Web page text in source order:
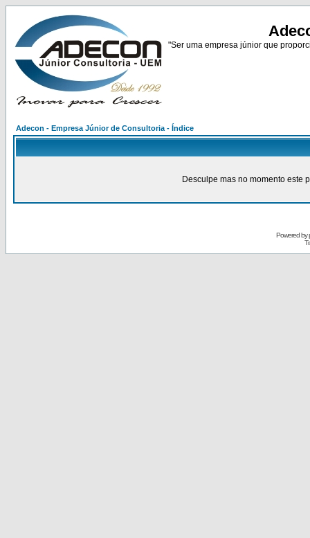
"Ser uma empresa júnior que
Adecon - Empresa Júnior de Consultoria - Índice
Desculpe mas no momento este
Powered by